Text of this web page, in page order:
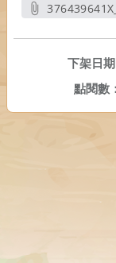
下架日期
點閱數：